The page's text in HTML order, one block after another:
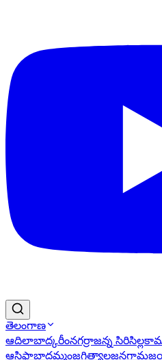
తెలంగాణ
ఆదిలాబాద్కరీంనగర్రాజన్న సిరిసిల్ల
ఆసిఫాబాద్ఖమ్మంజగిత్యాలజనగామ